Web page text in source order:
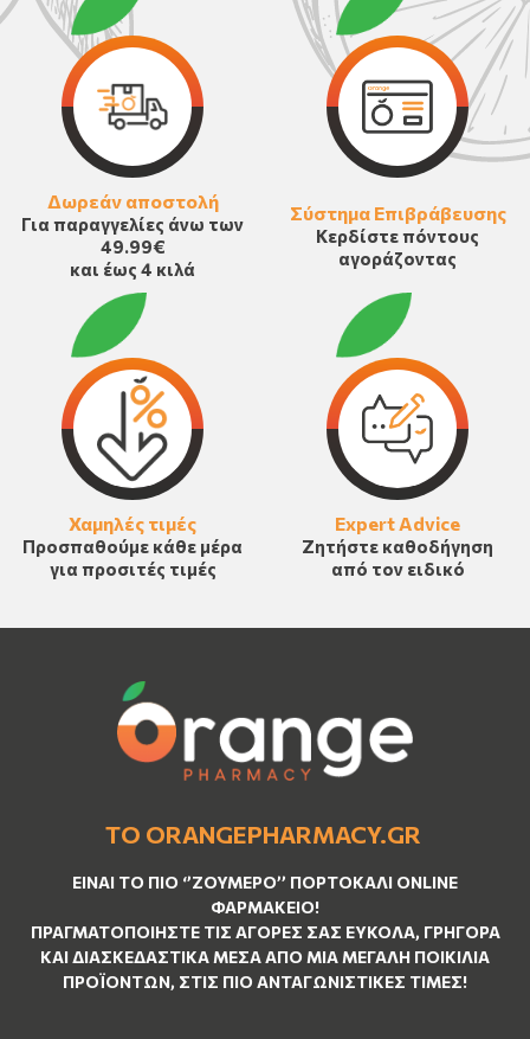
Δωρεάν αποστολή
Για παραγγελίες άνω των
49.99€
και έως 4 κιλά
Σύστημα Επιβράβευσης
Κερδίστε πόντους
αγοράζοντας
Χαμηλές τιμές
Προσπαθούμε κάθε μέρα
για προσιτές τιμές
Expert Advice
Ζητήστε καθοδήγηση
από τον ειδικό
ΤΟ ORANGEPHARMACY.GR
ΕΊΝΑΙ ΤO ΠΙΟ ‘’ΖΟΥΜΕΡΌ’’ ΠΟΡΤΟΚΑΛΊ ΟNLINE
ΦΑΡΜΑΚΕΊΟ!
ΠΡΑΓΜΑΤΟΠΟΙΉΣΤΕ ΤΙΣ ΑΓΟΡΈΣ ΣΑΣ ΕΎΚΟΛΑ, ΓΡΉΓΟΡΑ
ΚΑΙ ΔΙΑΣΚΕΔΑΣΤΙΚΆ ΜΈΣΑ ΑΠΌ ΜΙΑ ΜΕΓΆΛΗ ΠΟΙΚΙΛΊΑ
ΠΡΟΪΌΝΤΩΝ, ΣΤΙΣ ΠΙΟ ΑΝΤΑΓΩΝΙΣΤΙΚΈΣ ΤΙΜΈΣ!